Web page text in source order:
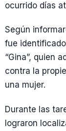
ocurrido días
Según
fue
“Gina”, quien
contra la
una mujer.
Durante las
lograron